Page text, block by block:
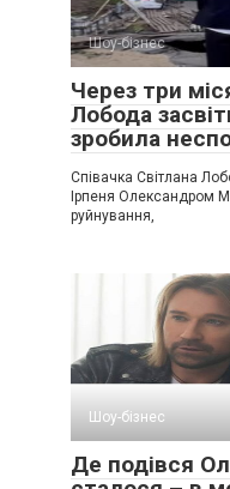
Шоу-бізнес
Через три
Лобода
зробила
Співачка Світлана
Ірпеня Олександром
руйнування,
Шоу-бізнес
Де подівся